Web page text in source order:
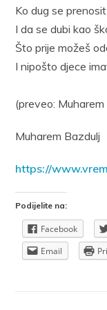
Ko dug se
I da se dubi kao
Što prije možeš
I nipošto djece
(preveo: Muharem
Muharem Bazdulj
https://
Podijelite na:
Facebook
Email